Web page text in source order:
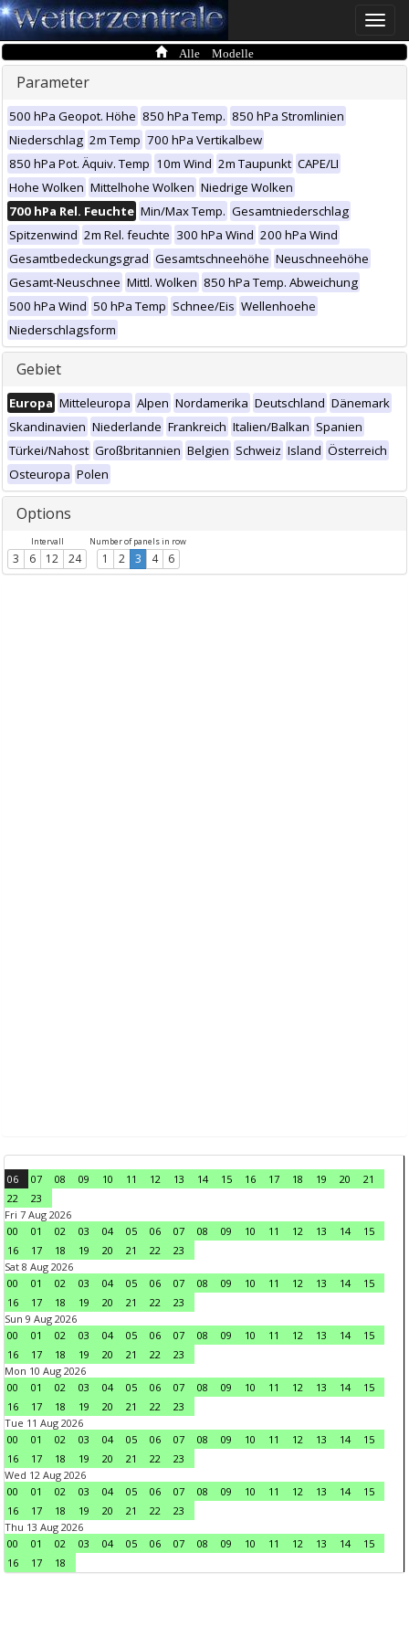
Toggle
Alle Modelle
Parameter
500 hPa Geopot. Höhe 850 hPa Temp. 850 hPa Stromlinien
Niederschlag 2m Temp 700 hPa Vertikalbew
850 hPa Pot. Äquiv. Temp 10m Wind 2m Taupunkt CAPE/LI
Hohe Wolken Mittelhohe Wolken Niedrige Wolken
700 hPa Rel. Feuchte Min/Max Temp. Gesamtniederschlag
Spitzenwind 2m Rel. feuchte 300 hPa Wind 200 hPa Wind
Gesamtbedeckungsgrad Gesamtschneehöhe Neuschneehöhe
Gesamt-Neuschnee Mittl. Wolken 850 hPa Temp. Abweichung
500 hPa Wind 50 hPa Temp Schnee/Eis Wellenhoehe
Niederschlagsform
Gebiet
Europa Mitteleuropa Alpen Nordamerika Deutschland Dänemark
Skandinavien Niederlande Frankreich Italien/Balkan Spanien
Türkei/Nahost Großbritannien Belgien Schweiz Island Österreich
Osteuropa Polen
Options
Intervall
3 6 12 24
Number of panels in row
1 2 3 4 6
06 07 08 09 10 11 12 13 14 15 16 17 18 19 20
21
22
23
Fri 7 Aug 2026
00
01 02 03 04 05 06 07 08 09 10 11 12 13 14
15
16
17 18 19 20 21 22
23
Sat 8 Aug 2026
00
01 02 03 04 05 06 07 08 09 10 11 12 13 14
15
16
17 18 19 20 21 22
23
Sun 9 Aug 2026
00
01 02 03 04 05 06 07 08 09 10 11 12 13 14
15
16
17 18 19 20 21 22
23
Mon 10 Aug 2026
00
01 02 03 04 05 06 07 08 09 10 11 12 13 14
15
16
17 18 19 20 21 22
23
Tue 11 Aug 2026
00
01 02 03 04 05 06 07 08 09 10 11 12 13 14
15
16
17 18 19 20 21 22
23
Wed 12 Aug 2026
00
01 02 03 04 05 06 07 08 09 10 11 12 13 14
15
16
17 18 19 20 21 22
23
Thu 13 Aug 2026
00
01 02 03 04 05 06 07 08 09 10 11 12 13 14
15
16
17 18